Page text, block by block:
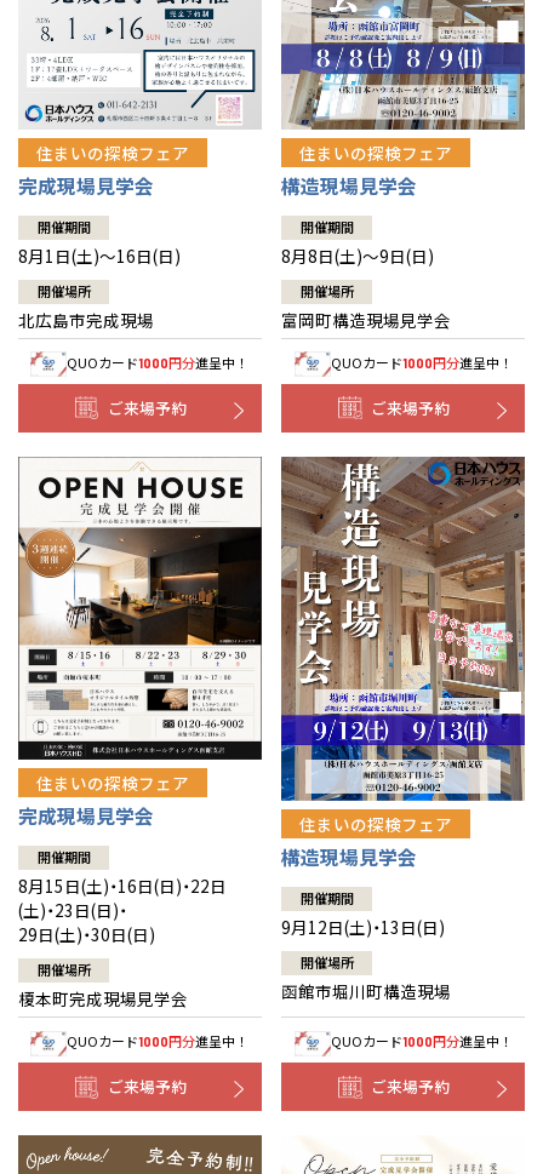
冷暖房標準装備
24時間対応コールセンター
デザイン賞各種受賞
セントラルヒーティング
暮らし方提案
住まいのコラム
住まいのお手入れ集
展示場案内
ワザックとは
高い信頼性
安心の管理体制
ギャラリー
会社情報
会社情報 トップ
ニュースリリース
代表ごあいさつ
企業理念
会社概要
事業部紹介
IR情報
木材調達指針
グループ会社紹介
CMギャラリー
採用情報
お問い合わせ
会員サイト
住まいの探検フェア
完成現場見学会
開催期間
8月1日(土)～16日(日)
開催場所
北広島市完成現場
QUOカード1000円分進呈中！
ご来場予約
住まいの探検フェア
構造現場見学会
開催期間
8月8日(土)～9日(日)
開催場所
富岡町構造現場見学会
QUOカード1000円分進呈中！
ご来場予約
住まいの探検フェア
完成現場見学会
開催期間
8月15日(土)・16日(日)・22日
(土)・23日(日)・
29日(土)・30日(日)
開催場所
榎本町完成現場見学会
QUOカード1000円分進呈中！
ご来場予約
住まいの探検フェア
構造現場見学会
開催期間
9月12日(土)・13日(日)
開催場所
函館市堀川町構造現場
QUOカード1000円分進呈中！
ご来場予約